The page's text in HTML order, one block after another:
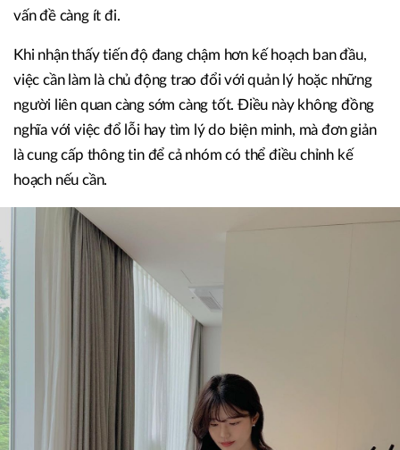
vấn đề càng ít đi.
Khi nhận thấy tiến độ đang chậm hơn kế hoạch ban đầu,
việc cần làm là chủ động trao đổi với quản lý hoặc những
người liên quan càng sớm càng tốt. Điều này không đồng
nghĩa với việc đổ lỗi hay tìm lý do biện minh, mà đơn giản
là cung cấp thông tin để cả nhóm có thể điều chỉnh kế
hoạch nếu cần.